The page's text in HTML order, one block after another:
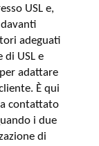
USL e,
adeguati
USL e
adattare
È qui
contattato
i due
di